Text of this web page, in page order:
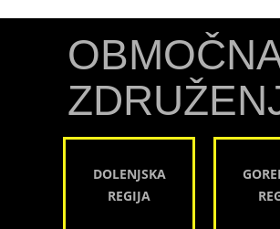
DOLENJSKA
REGIJA